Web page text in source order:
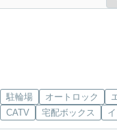
駐輪場 オートロック
CATV
宅配ボックス